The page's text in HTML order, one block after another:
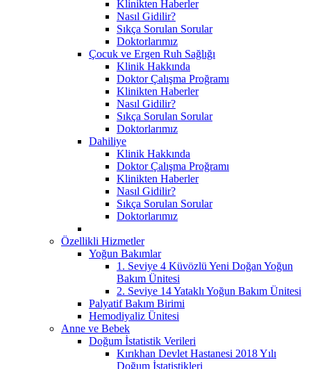
Klinikten Haberler
Nasıl Gidilir?
Sıkça Sorulan Sorular
Doktorlarımız
Çocuk ve Ergen Ruh Sağlığı
Klinik Hakkında
Doktor Çalışma Proğramı
Klinikten Haberler
Nasıl Gidilir?
Sıkça Sorulan Sorular
Doktorlarımız
Dahiliye
Klinik Hakkında
Doktor Çalışma Proğramı
Klinikten Haberler
Nasıl Gidilir?
Sıkça Sorulan Sorular
Doktorlarımız
Özellikli Hizmetler
Yoğun Bakımlar
1. Seviye 4 Küvözlü Yeni Doğan Yoğun
Bakım Ünitesi
2. Seviye 14 Yataklı Yoğun Bakım Ünitesi
Palyatif Bakım Birimi
Hemodiyaliz Ünitesi
Anne ve Bebek
Doğum İstatistik Verileri
Kırıkhan Devlet Hastanesi 2018 Yılı
Doğum İstatistikleri